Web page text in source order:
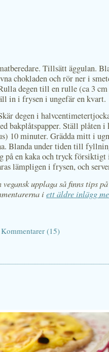
Tillsätt äggulan.
chokladen och rör ner i
degen till en rulle (ca 3
in i frysen i ungefär en kvart.
degen i
bakplåtspapper. Ställ plåten i
10 minuter. Grädda mitt i
Blanda under tiden till
en kaka och tryck försiktigt
lämpligen i frysen, och
upplaga så finns tips på
iett äldre inlägg
Kommentarer (15)